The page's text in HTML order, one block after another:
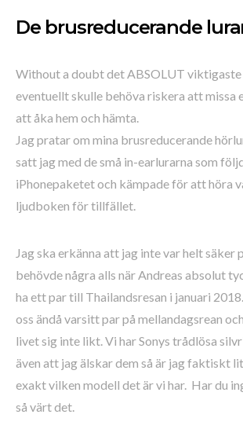
De brusreducerande
Without a doubt det ABSOLUT viktigaste
eventuellt skulle behöva riskera att missa
att åka hem och hämta.
Jag pratar om mina brusreducerande
satt jag med de små in-earlurarna som
iPhonepaketet och kämpade för att höra
ljudboken för tillfället.
Jag ska erkänna att jag inte var helt säker
behövde några alls när Andreas absolut
ha ett par till Thailandsresan i januari
oss ändå varsitt par på mellandagsrean
livet sig inte likt. Vi har Sonys trådlösa
även att jag älskar dem så är jag faktiskt
exakt vilken modell det är vi har. Har du
så värt det.